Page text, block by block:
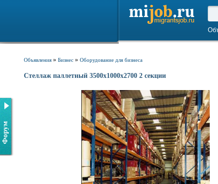
Форум
Объявления » Бизнес » Оборудование для бизнеса
Стеллаж паллетный 3500х1000х2700 2 секции